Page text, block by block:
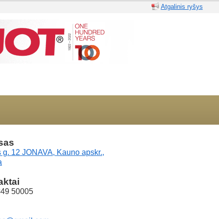
Atgalinis ryšys
g. 12 JONAVA, Kauno apskr.,
50005